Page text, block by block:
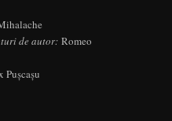
de autor:Romeo
Pușcașu